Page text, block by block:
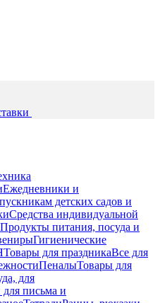
Ежедневники и
детских садов и
Средства индивидуальной
Продукты питания, посуда и
Гигиенические
Товары для праздникаВсе для
ПеналыТовары для
для
письма и